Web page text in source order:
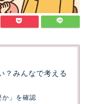
？みんなで考える
か」を確認